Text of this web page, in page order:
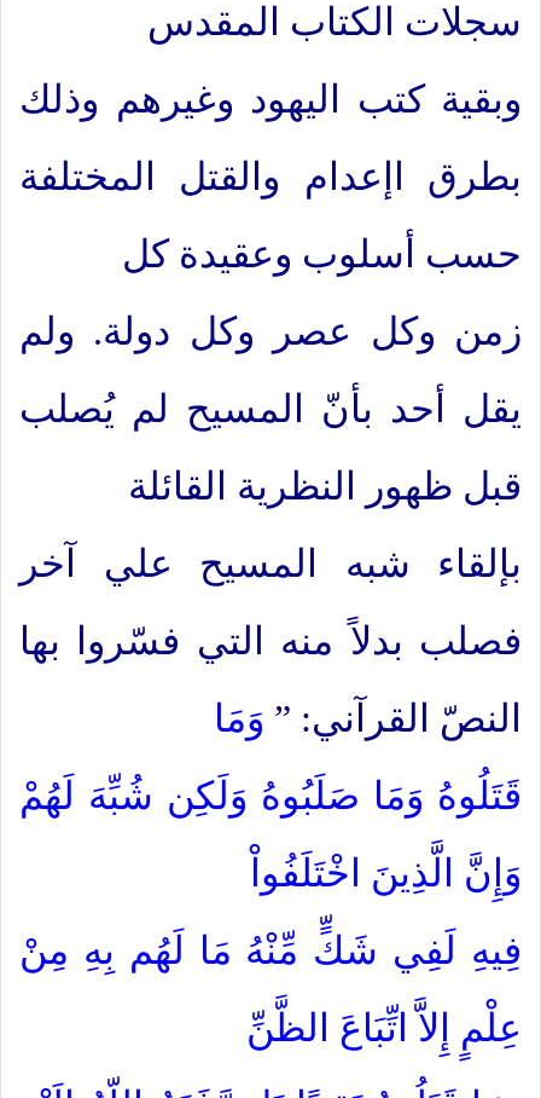
سجلات الكتاب المقدس
وبقية كتب اليهود وغيرهم وذلك
بطرق اإعدام والقتل المختلفة
حسب أسلوب وعقيدة كل
زمن وكل عصر وكل دولة. ولم
يقل أحد بأنّ المسيح لم يُصلب
قبل ظهور النظرية القائلة
بإلقاء شبه المسيح علي آخر
فصلب بدلاً منه التي فسّروا بها
النصّ القرآني: ” وَمَا
قَتَلُوهُ وَمَا صَلَبُوهُ وَلَكِن شُبِّهَ لَهُمْ
وَإِنَّ الَّذِينَ اخْتَلَفُواْ
فِيهِ لَفِي شَكٍّ مِّنْهُ مَا لَهُم بِهِ مِنْ
عِلْمٍ إِلاَّ اتِّبَاعَ الظَّنِّ